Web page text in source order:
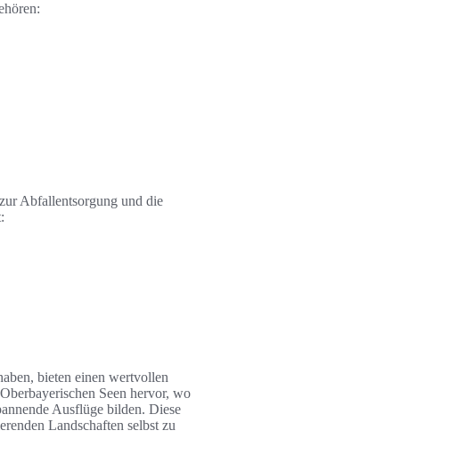
Abfallentsorgung und die
bieten einen wertvollen
Seen hervor, wo
Ausflüge bilden. Diese
Landschaften selbst zu